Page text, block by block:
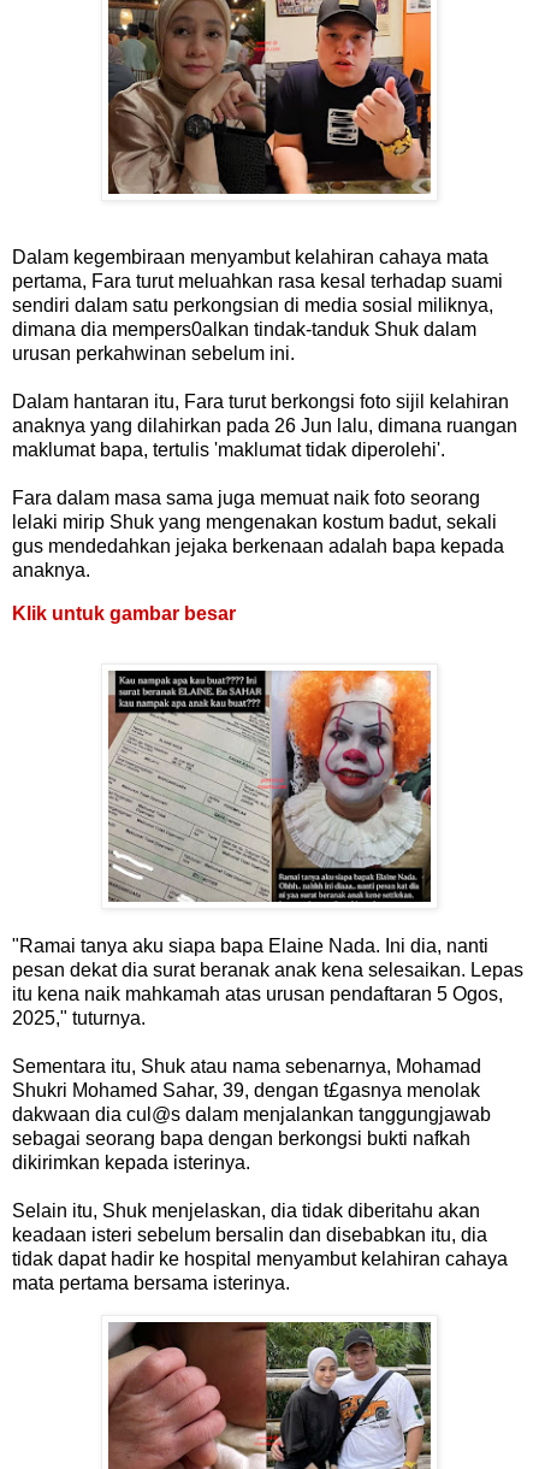
Dalam kegembiraan menyambut kelahiran cahaya mata
pertama, Fara turut meluahkan rasa kesal terhadap suami
sendiri dalam satu perkongsian di media sosial miliknya,
dimana dia mempers0alkan tindak-tanduk Shuk dalam
urusan perkahwinan sebelum ini.
Dalam hantaran itu, Fara turut berkongsi foto sijil kelahiran
anaknya yang dilahirkan pada 26 Jun lalu, dimana ruangan
maklumat bapa, tertulis 'maklumat tidak diperolehi'.
Fara dalam masa sama juga memuat naik foto seorang
lelaki mirip Shuk yang mengenakan kostum badut, sekali
gus mendedahkan jejaka berkenaan adalah bapa kepada
anaknya.
Klik untuk gambar besar
"Ramai tanya aku siapa bapa Elaine Nada. Ini dia, nanti
pesan dekat dia surat beranak anak kena selesaikan. Lepas
itu kena naik mahkamah atas urusan pendaftaran 5 Ogos,
2025," tuturnya.
Sementara itu, Shuk atau nama sebenarnya, Mohamad
Shukri Mohamed Sahar, 39, dengan t£gasnya menolak
dakwaan dia cul@s dalam menjalankan tanggungjawab
sebagai seorang bapa dengan berkongsi bukti nafkah
dikirimkan kepada isterinya.
Selain itu, Shuk menjelaskan, dia tidak diberitahu akan
keadaan isteri sebelum bersalin dan disebabkan itu, dia
tidak dapat hadir ke hospital menyambut kelahiran cahaya
mata pertama bersama isterinya.